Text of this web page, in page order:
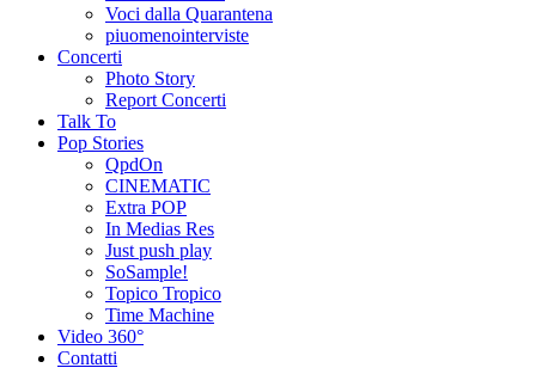
Voci dalla Quarantena
piuomenointerviste
Concerti
Photo Story
Report Concerti
Talk To
Pop Stories
QpdOn
CINEMATIC
Extra POP
In Medias Res
Just push play
SoSample!
Topico Tropico
Time Machine
Video 360°
Contatti